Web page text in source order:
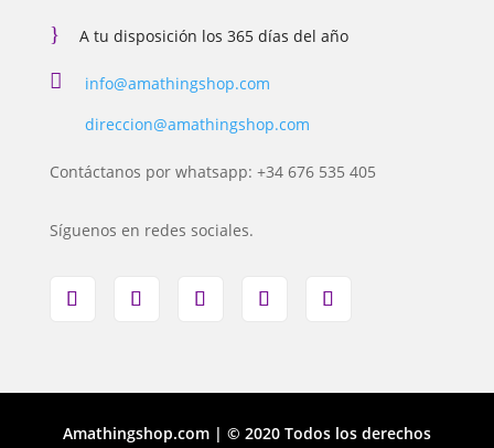
} A tu disposición los 365 días del año

info@amathingshop.com
direccion@amathingshop.com
Contáctanos por whatsapp: +34 676 535 405
Síguenos en redes sociales.
Amathingshop.com | © 2020 Todos los derechos